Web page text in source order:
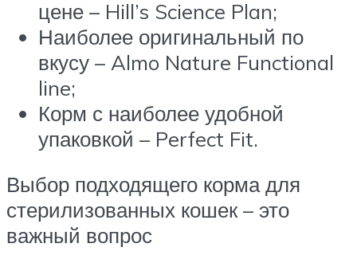
цене – Hill’s Science Plan;
Наиболее оригинальный по
вкусу – Almo Nature Functional
line;
Корм с наиболее удобной
упаковкой – Perfect Fit.
Выбор подходящего корма для
стерилизованных кошек – это
важный вопрос